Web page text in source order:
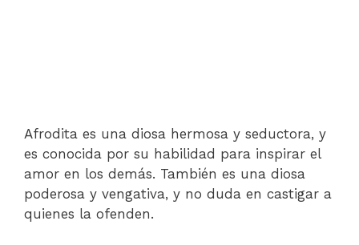
Afrodita es una diosa hermosa y seductora, y
es conocida por su habilidad para inspirar el
amor en los demás. También es una diosa
poderosa y vengativa, y no duda en castigar a
quienes la ofenden.